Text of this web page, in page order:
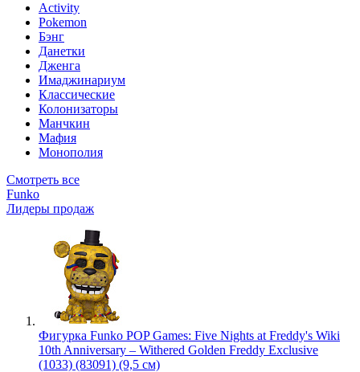
Activity
Pokemon
Бэнг
Данетки
Дженга
Имаджинариум
Классические
Колонизаторы
Манчкин
Мафия
Монополия
Смотреть все
Funko
Лидеры продаж
Фигурка Funko POP Games: Five Nights at Freddy's Wiki
10th Anniversary – Withered Golden Freddy Exclusive
(1033) (83091) (9,5 см)